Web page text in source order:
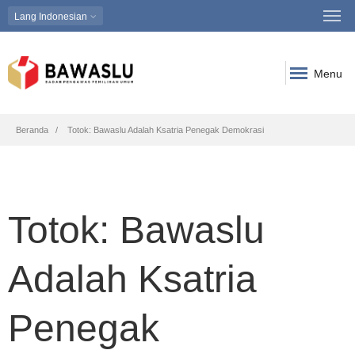
Lang Indonesian
Menu
Breadcrumb
Beranda Totok: Bawaslu Adalah Ksatria Penegak Demokrasi
Totok: Bawaslu
Adalah Ksatria
Penegak